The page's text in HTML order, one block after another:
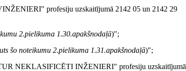
profesiju uzskaitījumā 2142 05 un 2142 29
2.pielikuma 1.30.apakšnodaļā)";
šo noteikumu 2.pielikuma 1.31.apakšnodaļā)";
NEKLASIFICĒTI INŽENIERI" profesiju uzskaitījumā